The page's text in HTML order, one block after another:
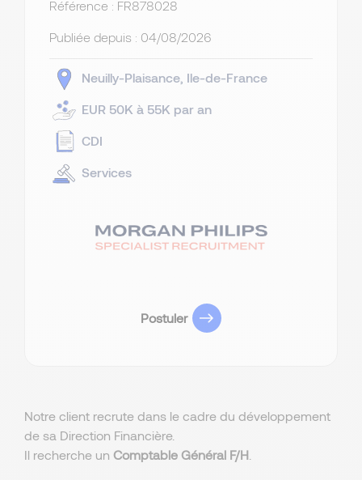
Référence : FR878028
Publiée depuis : 04/08/2026
Neuilly-Plaisance Ile-de-France
EUR 50K à 55K par an
CDI
Services
Postuler
Notre client recrute dans le cadre du développement
de sa Direction Financière.
Il recherche un Comptable Général F/H